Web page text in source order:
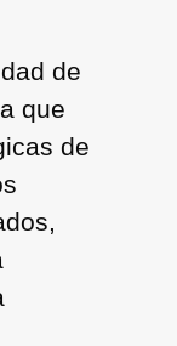
de
que
de